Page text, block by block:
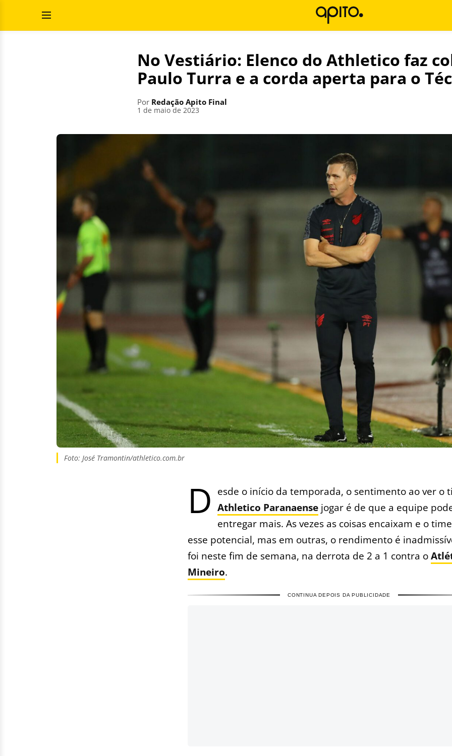
conteúdo
Abrir
Menu
No Vestiário: Elenco do Athletico faz
Paulo Turra e a corda aperta para o
Por Redação Apito Final
1 de maio de 2023
Foto: José Tramontin/athletico.com.br
D esde o início da temporada, o sentimento ao ver o
Athletico Paranaense jogar é de que a equipe
entregar mais. As vezes as coisas encaixam e o
esse potencial, mas em outras, o rendimento é
foi neste fim de semana, na derrota de 2 a 1 contra o
Mineiro.
CONTINUA DEPOIS DA PUBLICIDADE